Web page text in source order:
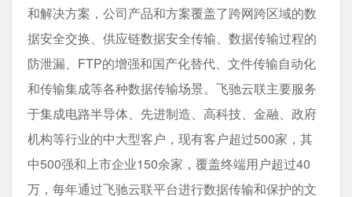
和解决方案，公司产品和方案覆盖了跨网跨区域的数
据安全交换、供应链数据安全传输、数据传输过程的
防泄漏、FTP的增强和国产化替代、文件传输自动化
和传输集成等各种数据传输场景。飞驰云联主要服务
于集成电路半导体、先进制造、高科技、金融、政府
机构等行业的中大型客户，现有客户超过500家，其
中500强和上市企业150余家，覆盖终端用户超过40
万，每年通过飞驰云联平台进行数据传输和保护的文